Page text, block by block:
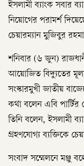
ইসলামী ব্যাংক সবার
নিয়োগের পরামর্শ
চেয়ারম্যান মুজিবুর
শনিবার (৬ জুন)
আয়োজিত বিদ্যুতের
সংস্কারমুখী জাতীয়
কথা বলেন এবি পার্টির
তিনি বলেন, ইসলামী
গ্রহণযোগ্য ব্যক্তিকে
সংবাদ সম্মেলনে মঞ্জু